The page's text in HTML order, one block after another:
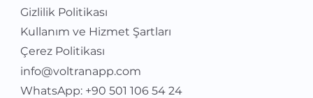
Gizlilik Politikası
Kullanım ve Hizmet Şartları
Çerez Politikası
info@voltranapp.com
WhatsApp: +90 501 106 54 24